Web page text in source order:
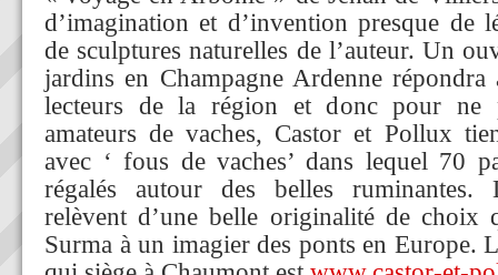
d’imagination et d’invention presque de
de sculptures naturelles de l’auteur. Un
jardins en Champagne Ardenne
lecteurs de la région et donc pour ne
amateurs de vaches, Castor et Pollux
avec ‘ fous de vaches’ dans lequel 70
régalés autour des belles ruminantes.
relèvent d’une belle originalité de choix
Surma à un imagier des ponts en Europe.